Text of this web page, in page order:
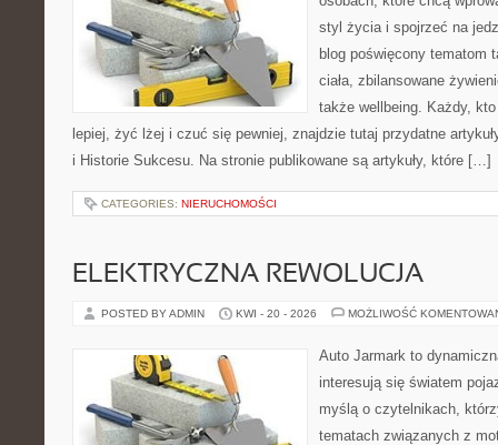
styl życia i spojrzeć na
blog poświęcony tematom
ciała, zbilansowane
także wellbeing. Każdy,
lepiej, żyć lżej i czuć się pewniej, znajdzie tutaj przydatne
i Historie Sukcesu. Na stronie publikowane są artykuły, które […]
CATEGORIES: NIERUCHOMOŚCI
ELEKTRYCZNA REWOLUCJA
POSTED BY ADMIN KWI - 20 - 2026 MOŻLIWOŚĆ
Auto Jarmark to
interesują się światem
myślą o czytelnikach,
tematach związanych z